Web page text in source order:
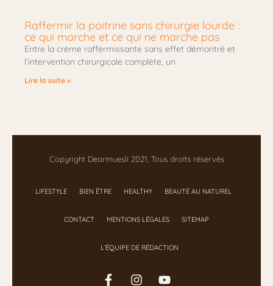
Raffermir la poitrine sans chirurgie lourde :
ce qui marche et ce qui ne marche pas
Entre la crème raffermissante sans effet démontré et
l’intervention chirurgicale complète, un
Lire la suite »
Copyright Dearmuesli 2021, Tous droits réservés
LIFESTYLE BIEN ÊTRE HEALTHY BEAUTÉ AU NATUREL
CONTACT MENTIONS LÉGALES SITEMAP
L’ÉQUIPE DE RÉDACTION